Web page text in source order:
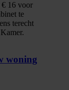
€ 16 voor
te
terecht
woning